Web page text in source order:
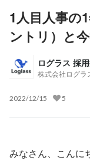
1人目人事の
ントリ）と
ログラス 採
株式会社ログラ
2022/12/15 5
みなさん、こんに